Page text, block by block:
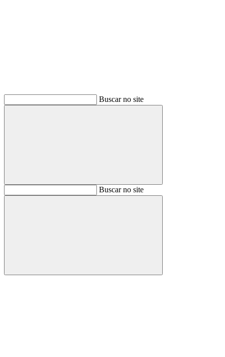
Buscar no site
BuscarBuscar no site
Buscar